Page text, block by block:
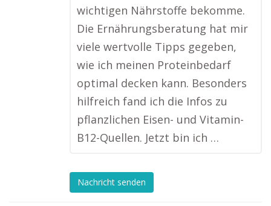
wichtigen Nährstoffe bekomme.
Die Ernährungsberatung hat mir
viele wertvolle Tipps gegeben,
wie ich meinen Proteinbedarf
optimal decken kann. Besonders
hilfreich fand ich die Infos zu
pflanzlichen Eisen- und Vitamin-
B12-Quellen. Jetzt bin ich …
Nachricht senden